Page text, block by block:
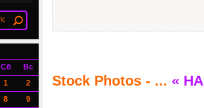
Stock Photos - ... «
Сб
Вс
1
2
8
9